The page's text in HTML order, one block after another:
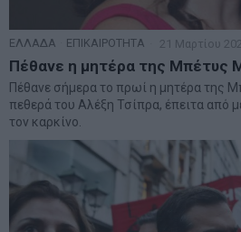
ΕΛΛΑΔΑ ΕΠΙΚΑΙΡΟΤΗΤΑ 21 Μαρτίου
Πέθανε η μητέρα της Μπέτυς
Πέθανε σήμερα το πρωί η μητέρα της
πεθερά του Αλέξη Τσίπρα, έπειτα από
τον καρκίνο.